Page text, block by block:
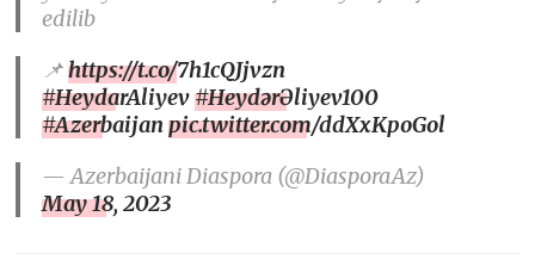
edilib
📌https://t.co/7h1cQJjvzn
#HeydarAliyev#HeydərƏliyev100
#Azerbaijanpic.twitter.com/ddXxKpoGol
— Azerbaijani Diaspora (@DiasporaAz)
May 18, 2023